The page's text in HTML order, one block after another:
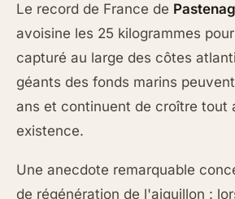
Le record de France de
avoisine les 25 kilogrammes
capturé au large des côtes
géants des fonds marins
ans et continuent de croître tout
existence.
Une anecdote remarquable
de régénération de l'aiguillon :